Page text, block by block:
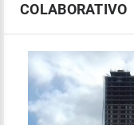
COLABORATIVO